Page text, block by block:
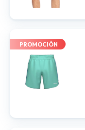
PROMOCIÓN